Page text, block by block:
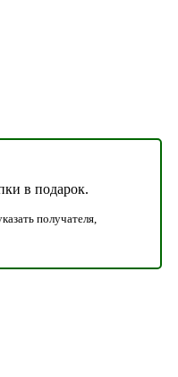
в подарок.
получателя,